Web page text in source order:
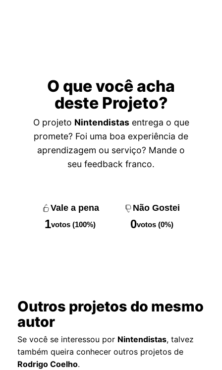
O que você acha
deste Projeto?
O projeto Nintendistasentrega o que
promete? Foi uma boa experiência de
aprendizagem ou serviço? Mande o
seu feedback franco.
Vale a pena
1votos (100%)
Não Gostei
0votos (0%)
Outros projetos do mesmo
autor
Se você se interessou por Nintendistas, talvez
também queira conhecer outros projetos de
Rodrigo Coelho.